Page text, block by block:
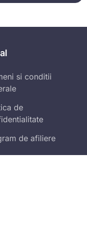
si conditii
de
de afiliere